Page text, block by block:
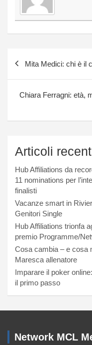
Mita Medici: chi è il
Chiara Ferragni: età,
Articoli
Hub Affiliations da
11 nominations per
finalisti
Vacanze smart in
Genitori Single
Hub Affiliations trionfa
premio Programme/
Cosa cambia – e cosa
Maresca allenatore
Imparare il poker
il primo passo
Network MCL